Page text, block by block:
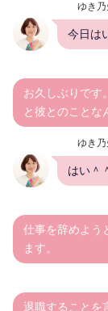
ゆき乃
今日は
お久しぶりです
と彼とのことな
ゆき乃
はい＾
仕事を辞めよう
ます。
退職することを